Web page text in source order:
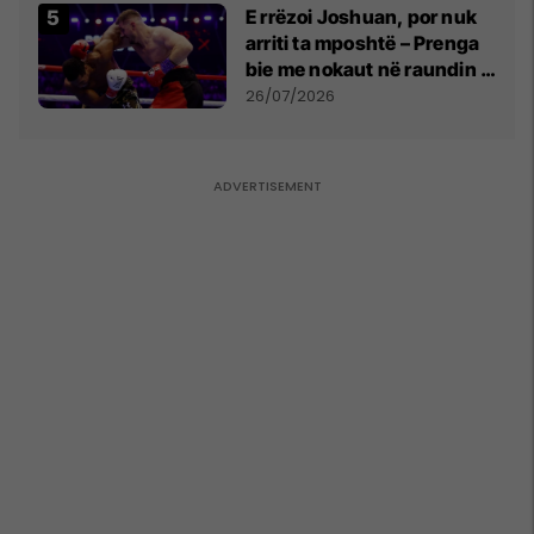
E rrëzoi Joshuan, por nuk
arriti ta mposhtë – Prenga
bie me nokaut në raundin e
dytë
26/07/2026